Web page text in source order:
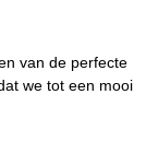
van de perfecte
we tot een mooi